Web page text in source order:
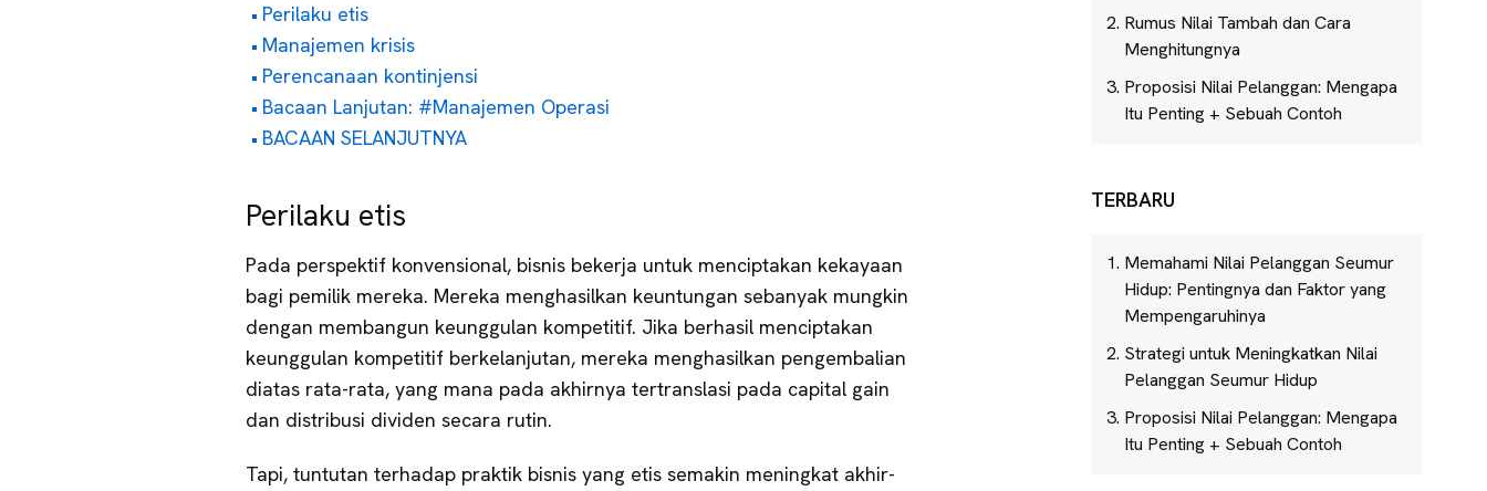
Perilaku etis
Manajemen krisis
Perencanaan kontinjensi
Bacaan Lanjutan: #Manajemen Operasi
BACAAN SELANJUTNYA
Perilaku etis
Pada perspektif konvensional, bisnis bekerja untuk menciptakan kekayaan
bagi pemilik mereka. Mereka menghasilkan keuntungan sebanyak mungkin
dengan membangun keunggulan kompetitif. Jika berhasil menciptakan
keunggulan kompetitif berkelanjutan, mereka menghasilkan pengembalian
diatas rata-rata, yang mana pada akhirnya tertranslasi pada capital gain
dan distribusi dividen secara rutin.
Tapi, tuntutan terhadap praktik bisnis yang etis semakin meningkat akhir-
Rumus Nilai Tambah dan Cara
Menghitungnya
Proposisi Nilai Pelanggan: Mengapa
Itu Penting + Sebuah Contoh
TERBARU
Memahami Nilai Pelanggan Seumur
Hidup: Pentingnya dan Faktor yang
Mempengaruhinya
Strategi untuk Meningkatkan Nilai
Pelanggan Seumur Hidup
Proposisi Nilai Pelanggan: Mengapa
Itu Penting + Sebuah Contoh